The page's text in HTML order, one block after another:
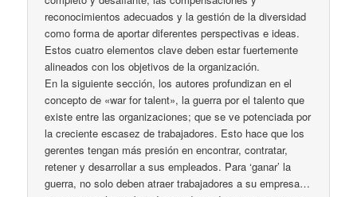
reconocimientos adecuados y la gestión de la diversidad
como forma de aportar diferentes perspectivas e ideas.
Estos cuatro elementos clave deben estar fuertemente
alineados con los objetivos de la organización.
En la siguiente sección, los autores profundizan en el
concepto de «war for talent», la guerra por el talento que
existe entre las organizaciones; que se ve potenciada por
la creciente escasez de trabajadores. Esto hace que los
gerentes tengan más presión en encontrar, contratar,
retener y desarrollar a sus empleados. Para ‘ganar’ la
guerra, no solo deben atraer trabajadores a su empresa…